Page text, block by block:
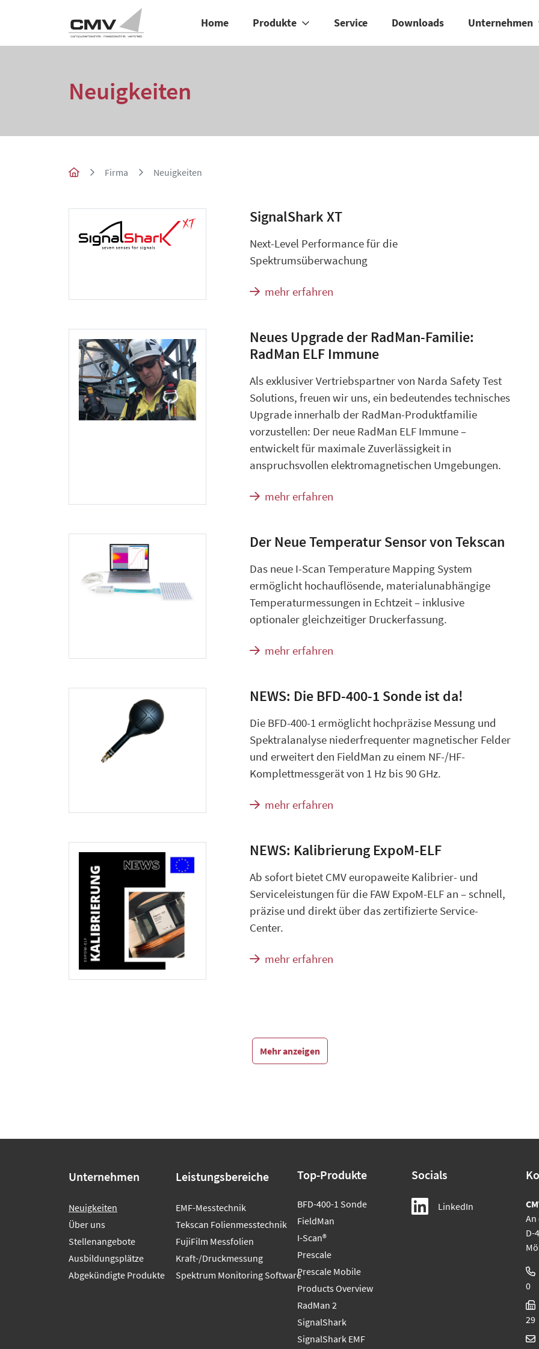
Home Produkte Service Downloads Unternehmen
Neuigkeiten
Firma Neuigkeiten
SignalShark XT
Next-Level Performance für die
Spektrumsüberwachung
mehr erfahren
Neues Upgrade der RadMan-Familie:
RadMan ELF Immune
Als exklusiver Vertriebspartner von Narda Safety Test
Solutions, freuen wir uns, ein bedeutendes technisches
Upgrade innerhalb der RadMan-Produktfamilie
vorzustellen: Der neue RadMan ELF Immune –
entwickelt für maximale Zuverlässigkeit in
anspruchsvollen elektromagnetischen Umgebungen.
mehr erfahren
Der Neue Temperatur Sensor von Tekscan
Das neue I-Scan Temperature Mapping System
ermöglicht hochauflösende, materialunabhängige
Temperaturmessungen in Echtzeit – inklusive
optionaler gleichzeitiger Druckerfassung.
mehr erfahren
NEWS: Die BFD-400-1 Sonde ist da!
Die BFD-400-1 ermöglicht hochpräzise Messung und
Spektralanalyse niederfrequenter magnetischer Felder
und erweitert den FieldMan zu einem NF-/HF-
Komplettmessgerät von 1 Hz bis 90 GHz.
mehr erfahren
NEWS: Kalibrierung ExpoM-ELF
Ab sofort bietet CMV europaweite Kalibrier- und
Serviceleistungen für die FAW ExpoM-ELF an – schnell,
präzise und direkt über das zertifizierte Service-
Center.
mehr erfahren
mehr anzeigen
Unternehmen
Neuigkeiten
Über uns
Stellenangebote
Ausbildungsplätze
Abgekündigte Produkte
Leistungsbereiche
EMF-Messtechnik
Tekscan Folienmesstechnik
FujiFilm Messfolien
Kraft-/Druckmessung
Spektrum Monitoring Software
Top-Produkte
BFD-400-1 Sonde
FieldMan
I-Scan®
Prescale
Prescale Mobile
Products Overview
RadMan 2
SignalShark
SignalShark EMF
Socials
LinkedIn
An
D-
0
29